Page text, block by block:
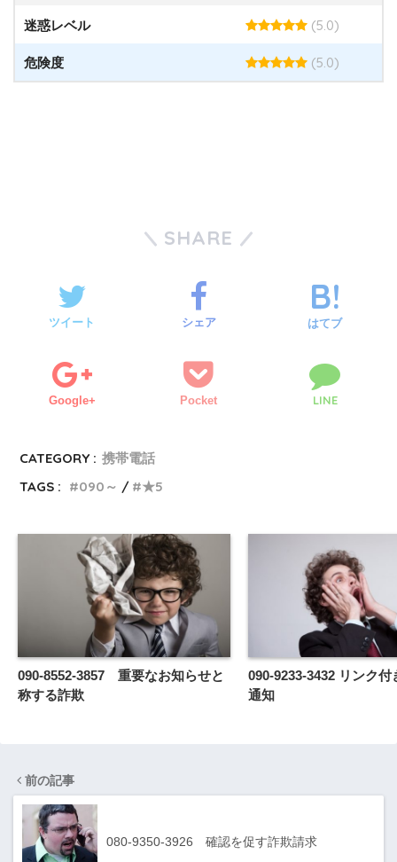
迷惑レベル (5.0)
危険度 (5.0)
SHARE
ツイート シェア はてブ
Google+ Pocket LINE
CATEGORY : 携帯電話
TAGS :
090～ ★5
090-8552-3857 重要なお知らせと
称する詐欺
090-9233-3432 リンク付
通知
前の記事
080-9350-3926 確認を促す詐欺請求